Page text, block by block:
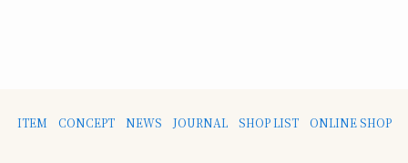
ITEM CONCEPT NEWS JOURNAL SHOP LIST ONLINE SHOP